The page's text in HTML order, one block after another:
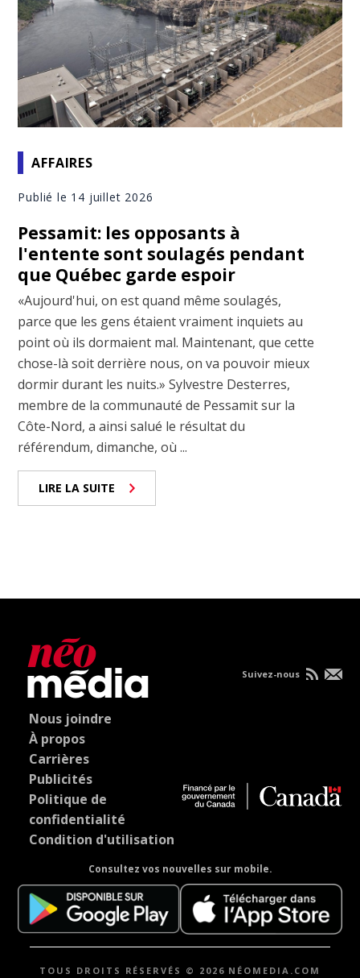
AFFAIRES
Publié le 14 juillet 2026
Pessamit: les opposants à
l'entente sont soulagés pendant
que Québec garde espoir
«Aujourd'hui, on est quand même soulagés,
parce que les gens étaient vraiment inquiets au
point où ils dormaient mal. Maintenant, que cette
chose-là soit derrière nous, on va pouvoir mieux
dormir durant les nuits.» Sylvestre Desterres,
membre de la communauté de Pessamit sur la
Côte-Nord, a ainsi salué le résultat du
référendum, dimanche, où ...
LIRE LA SUITE
Nous joindre
À propos
Carrières
Publicités
Politique de
confidentialité
Condition d'utilisation
Consultez vos nouvelles sur mobile.
Suivez-nous
TOUS DROITS RÉSERVÉS © 2026 NÉOMEDIA.COM